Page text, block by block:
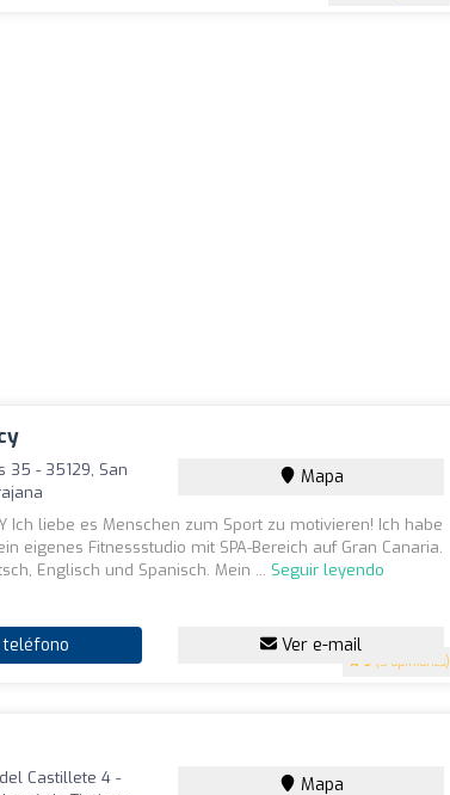
5 (5 opiniones)
35 - 35129, San
Mapa
Ich liebe es Menschen zum Sport zu motivieren! Ich habe
eigenes Fitnessstudio mit SPA-Bereich auf Gran Canaria.
Englisch und Spanisch. Mein ... Seguir leyendo
Ver e-mail
Castillete 4 -
Mapa